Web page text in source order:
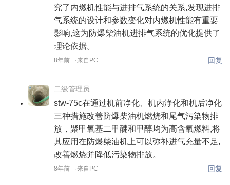
究了内燃机性能与进排气系统的关系,发现进排
气系统的设计和参数变化对内燃机性能有重要
影响,这为防爆柴油机进排气系统的优化提供了
理论依据。
8年前 ·来自PC 回复
二级管理员
stw-75c在通过机前净化、机内浄化和机后净化
三种措施改善防爆柴油机燃烧和尾气污染物排
放，聚甲氧基二甲醚和甲醇均为高含氧燃料,将
其应用在防爆柴油机上可以弥补进气充量不足,
改善燃烧并降低污染物排放。
8年前 ·来自PC 回复